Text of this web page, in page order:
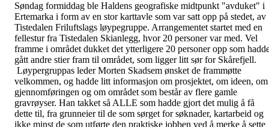
Søndag formiddag ble Haldens geografiske midtpunkt "avduket" i
Ertemarka i form av en stor karttavle som var satt opp på stedet, av
Tistedalen Friluftslags løypegruppe. Arrangementet startet med en
fellestur fra Tistedalen Skianlegg, hvor 20 personer var med. Vel
framme i området dukket det ytterligere 20 personer opp som
gått andre stier fram til området, som ligger litt sør for Skårefjell.
Løypergruppas leder Morten Skadsem ønsket de frammøtte
velkommen, og hadde litt informasjon om prosjektet, om ideen, om
gjennomføringen og om området som består av flere gamle
gravrøyser. Han takket så ALLE som hadde gjort det mulig å få
dette til, fra grunneier til de som sørget for søknader, kartarbeid og
ikke minst de som utførte den praktiske jobben ved å merke å sette